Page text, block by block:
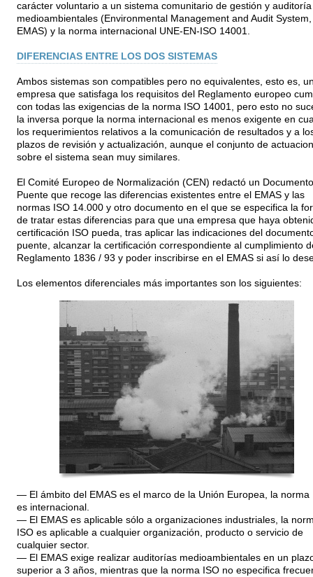
carácter voluntario a un sistema comunitario de gestión y auditoría
medioambientales (Environmental Management and Audit System,
EMAS) y la norma internacional UNE-EN-ISO 14001.
DIFERENCIAS ENTRE LOS DOS SISTEMAS
Ambos sistemas son compatibles pero no equivalentes, esto es,
empresa que satisfaga los requisitos del Reglamento europeo
con todas las exigencias de la norma ISO 14001, pero esto no
la inversa porque la norma internacional es menos exigente en
los requerimientos relativos a la comunicación de resultados y a
plazos de revisión y actualización, aunque el conjunto de
sobre el sistema sean muy similares.
El Comité Europeo de Normalización (CEN) redactó un
Puente que recoge las diferencias existentes entre el EMAS y las
normas ISO 14.000 y otro documento en el que se especifica la
de tratar estas diferencias para que una empresa que haya
certificación ISO pueda, tras aplicar las indicaciones del
puente, alcanzar la certificación correspondiente al cumplimiento
Reglamento 1836 / 93 y poder inscribirse en el EMAS si así lo
Los elementos diferenciales más importantes son los siguientes:
— El ámbito del EMAS es el marco de la Unión Europea, la norma
es internacional.
— El EMAS es aplicable sólo a organizaciones industriales, la
ISO es aplicable a cualquier organización, producto o servicio de
cualquier sector.
— El EMAS exige realizar auditorías medioambientales en un
superior a 3 años, mientras que la norma ISO no especifica